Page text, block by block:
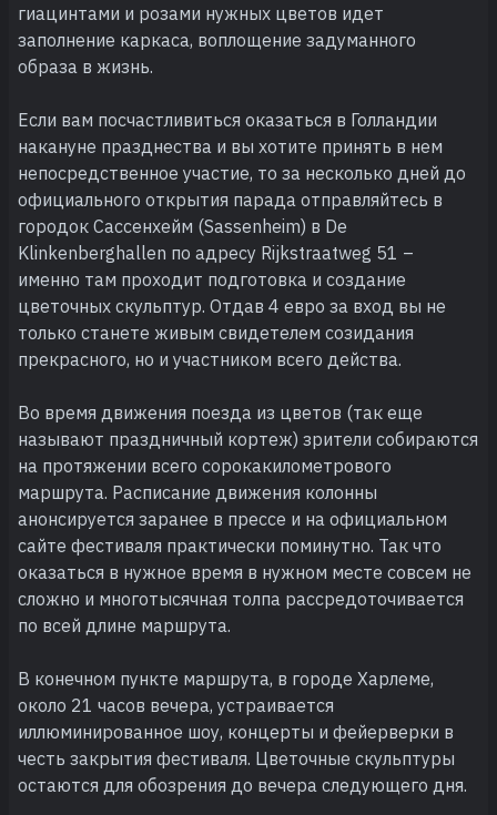
гиацинтами и розами нужных цветов идет
заполнение каркаса, воплощение задуманного
образа в жизнь.
Если вам посчастливиться оказаться в Голландии
накануне празднества и вы хотите принять в нем
непосредственное участие, то за несколько дней до
официального открытия парада отправляйтесь в
городок Сассенхейм (Sassenheim) в De
Klinkenberghallen по адресу Rijkstraatweg 51 –
именно там проходит подготовка и создание
цветочных скульптур. Отдав 4 евро за вход вы не
только станете живым свидетелем созидания
прекрасного, но и участником всего действа.
Во время движения поезда из цветов (так еще
называют праздничный кортеж) зрители собираются
на протяжении всего сорокакилометрового
маршрута. Расписание движения колонны
анонсируется заранее в прессе и на официальном
сайте фестиваля практически поминутно. Так что
оказаться в нужное время в нужном месте совсем не
сложно и многотысячная толпа рассредоточивается
по всей длине маршрута.
В конечном пункте маршрута, в городе Харлеме,
около 21 часов вечера, устраивается
иллюминированное шоу, концерты и фейерверки в
честь закрытия фестиваля. Цветочные скульптуры
остаются для обозрения до вечера следующего дня.